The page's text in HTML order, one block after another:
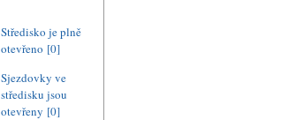
Středisko je plně
otevřeno [0]
Sjezdovky ve
středisku jsou
otevřeny [0]